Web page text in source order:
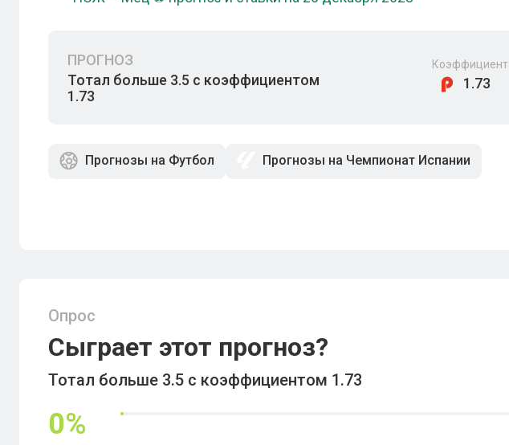
ПРОГНОЗ
Тотал больше 3.5 с коэффициентом
1.73
Коэффициент
1.73
Прогнозы на Футбол Прогнозы на Чемпионат Испании
Опрос
Сыграет этот прогноз?
Тотал больше 3.5 с коэффициентом 1.73
0%